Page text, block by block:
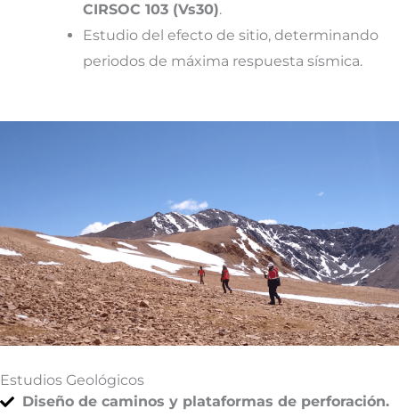
CIRSOC 103 (Vs30).
Estudio del efecto de sitio, determinando
periodos de máxima respuesta sísmica.
Estudios Geológicos
Diseño de caminos y plataformas de perforación.